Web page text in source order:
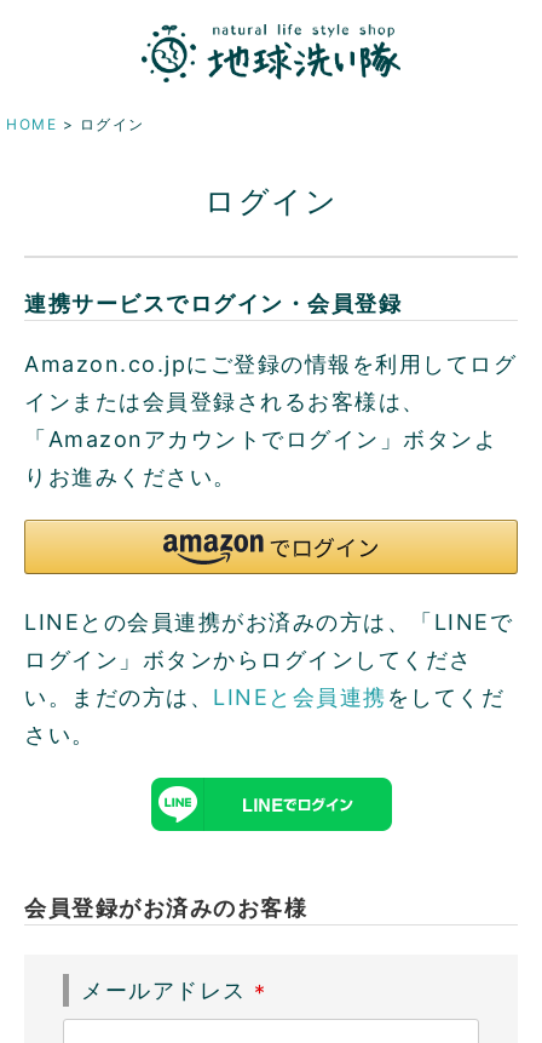
HOME ログイン
ログイン
連携サービスでログイン・会員登録
Amazon.co.jpにご登録の情報を利用してログ
インまたは会員登録されるお客様は、
「Amazonアカウントでログイン」ボタンよ
りお進みください。
LINEとの会員連携がお済みの方は、「LINEで
ログイン」ボタンからログインしてくださ
い。まだの方は、 LINEと会員連携をしてくだ
さい。
会員登録がお済みのお客様
メールアドレス
(